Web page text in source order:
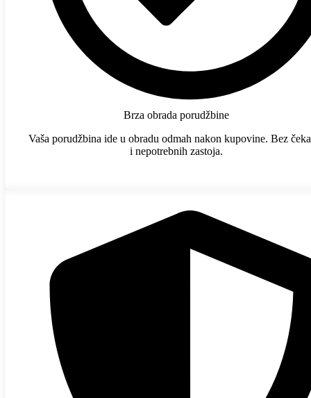
Brza obrada porudžbine
Vaša porudžbina ide u obradu odmah nakon kupovine. Bez
i nepotrebnih zastoja.